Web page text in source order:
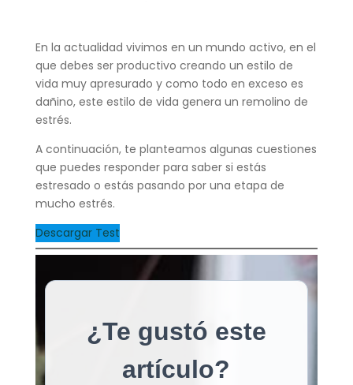
En la actualidad vivimos en un mundo activo, en el
que debes ser productivo creando un estilo de
vida muy apresurado y como todo en exceso es
dañino, este estilo de vida genera un remolino de
estrés.
A continuación, te planteamos algunas cuestiones
que puedes responder para saber si estás
estresado o estás pasando por una etapa de
mucho estrés.
Descargar Test
¿Te gustó este
artículo?